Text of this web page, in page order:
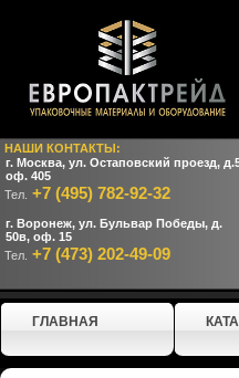
НАШИ КОНТАКТЫ:
г. Москва, ул. Остаповский проезд,
оф. 405
Тел. +7 (495) 782-92-32
г. Воронеж, ул. Бульвар Победы, д.
50в, оф. 15
Тел. +7 (473) 202-49-09
ГЛАВНАЯ